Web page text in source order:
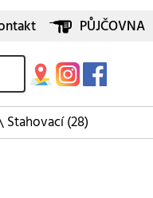
PŮJČOVNA
Stahovací(28)